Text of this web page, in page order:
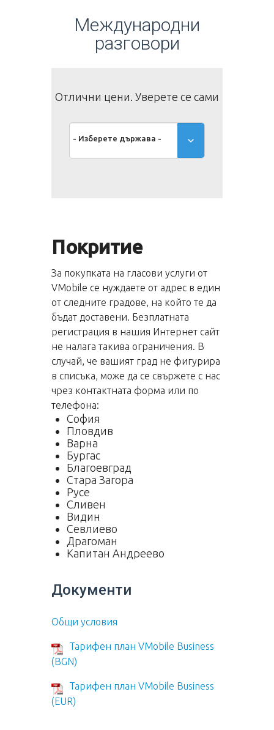
Международни
разговори
Отлични цени. Уверете се сами
- Изберете държава -
Покритие
За покупката на гласови услуги от
VMobile се нуждаете от адрес в един
от следните градове, на който те да
бъдат доставени. Безплатната
регистрация в нашия Интернет сайт
не налага такива ограничения. В
случай, че вашият град не фигурира
в списъка, може да се свържете с нас
чрез контактната форма или по
телефона:
София
Пловдив
Варна
Бургас
Благоевград
Стара Загора
Русе
Сливен
Видин
Севлиево
Драгоман
Капитан Андреево
Документи
Общи условия
Тарифен план VMobile Business
(BGN)
Тарифен план VMobile Business
(EUR)